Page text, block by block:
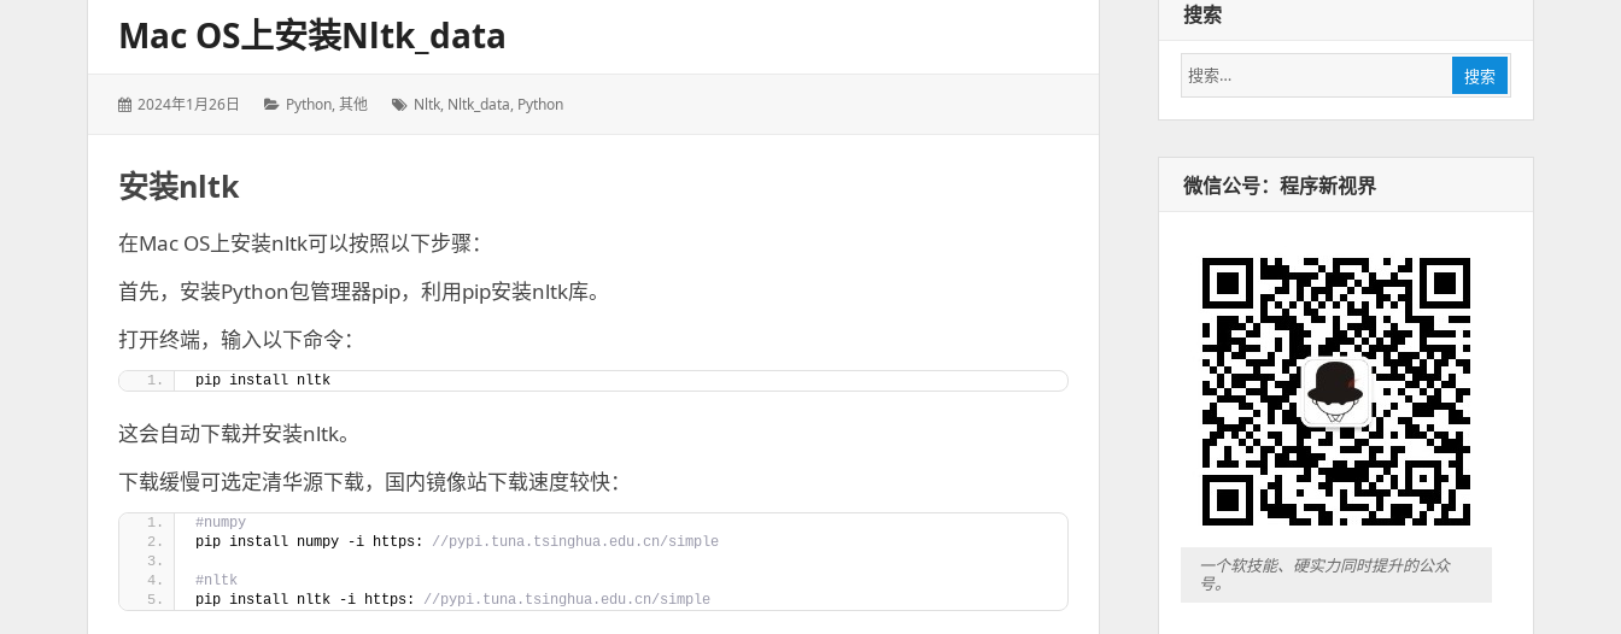
Mac OS上安装nltk_data
发
2024年1月26日
分
Python,其他
标
Nltk, Nltk_data, Python
安装nltk
在Mac OS上安装nltk可以按照以下步骤：
首先，安装Python包管理器pip，利用pip安装nltk库。
打开终端，输入以下命令：
pip install nltk
这会自动下载并安装nltk。
下载缓慢可选定清华源下载，国内镜像站下载速度较快：
#numpy
pip install numpy -i https:
//pypi.tuna.tsinghua.edu.cn/simple
#nltk
pip install nltk -i https:
//pypi.tuna.tsinghua.edu.cn/simple
搜索
搜
索：
搜索
微信公号：程序新视界
一个软技能、硬实力同时提升的公众
号。